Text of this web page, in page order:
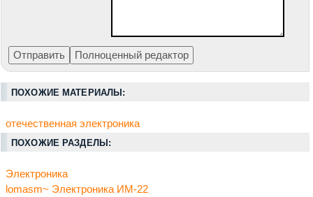
ПОХОЖИЕ МАТЕРИАЛЫ:
отечественная электроника
ПОХОЖИЕ РАЗДЕЛЫ:
Электроника
lomasm~ Электроника ИМ-22